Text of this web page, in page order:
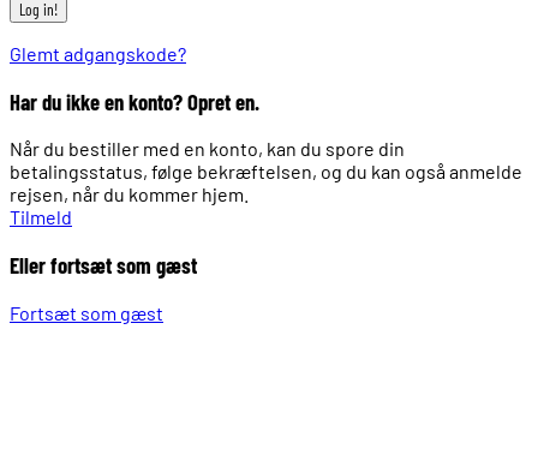
Glemt adgangskode?
Har du ikke en konto? Opret en.
Når du bestiller med en konto, kan du spore din
betalingsstatus, følge bekræftelsen, og du kan også anmelde
rejsen, når du kommer hjem.
Tilmeld
Eller fortsæt som gæst
Fortsæt som gæst